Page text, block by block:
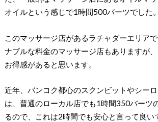
オイルという感じで1時間500バーツでした。
このマッサージ店があるラチャダーエリア
ナブルな料金のマッサージ店もありますが
お得感があると思います。
近年、バンコク都心のスクンビットやシー
は、普通のローカル店でも1時間350バーツ
るので、これは2時間でも安心と言って良い